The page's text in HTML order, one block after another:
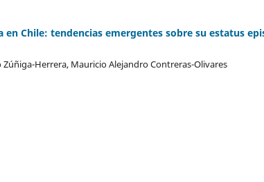
en Chile: tendencias emergentes sobre su estatus
Zúñiga-Herrera, Mauricio Alejandro Contreras-Olivares